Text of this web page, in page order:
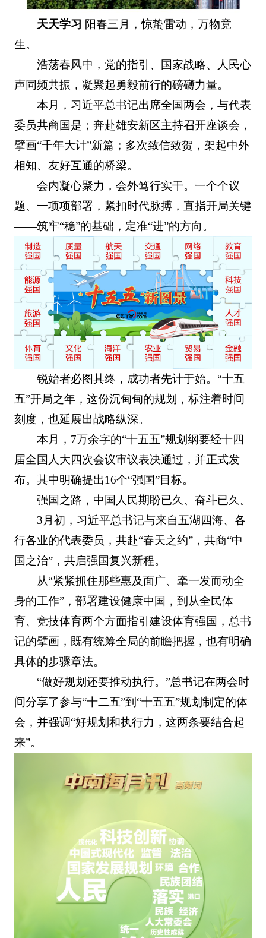
天天学习 阳春三月，惊蛰雷动，万物竟
生。
浩荡春风中，党的指引、国家战略、人民心
声同频共振，凝聚起勇毅前行的磅礴力量。
本月，习近平总书记出席全国两会，与代表
委员共商国是；奔赴雄安新区主持召开座谈会，
擘画“千年大计”新篇；多次致信致贺，架起中外
相知、友好互通的桥梁。
会内凝心聚力，会外笃行实干。一个个议
题、一项项部署，紧扣时代脉搏，直指开局关键
——筑牢“稳”的基础，定准“进”的方向。
锐始者必图其终，成功者先计于始。“十五
五”开局之年，这份沉甸甸的规划，标注着时间
刻度，也延展出战略纵深。
本月，7万余字的“十五五”规划纲要经十四
届全国人大四次会议审议表决通过，并正式发
布。其中明确提出16个“强国”目标。
强国之路，中国人民期盼已久、奋斗已久。
3月初，习近平总书记与来自五湖四海、各
行各业的代表委员，共赴“春天之约”，共商“中
国之治”，共启强国复兴新程。
从“紧紧抓住那些惠及面广、牵一发而动全
身的工作”，部署建设健康中国，到从全民体
育、竞技体育两个方面指引建设体育强国，总书
记的擘画，既有统筹全局的前瞻把握，也有明确
具体的步骤章法。
“做好规划还要推动执行。”总书记在两会时
间分享了参与“十二五”到“十五五”规划制定的体
会，并强调“好规划和执行力，这两条要结合起
来”。